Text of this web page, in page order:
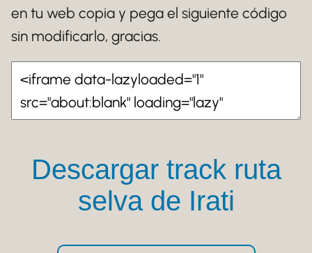
en tu web copia y pega el siguiente código
sin modificarlo, gracias.
Descargar track ruta
selva de Irati